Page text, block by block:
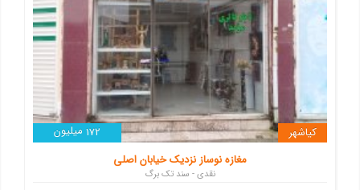
172 میلیون
کیاشهر
مغازه نوساز نزدیک خیابان اصلی
نقدی - سند تک برگ